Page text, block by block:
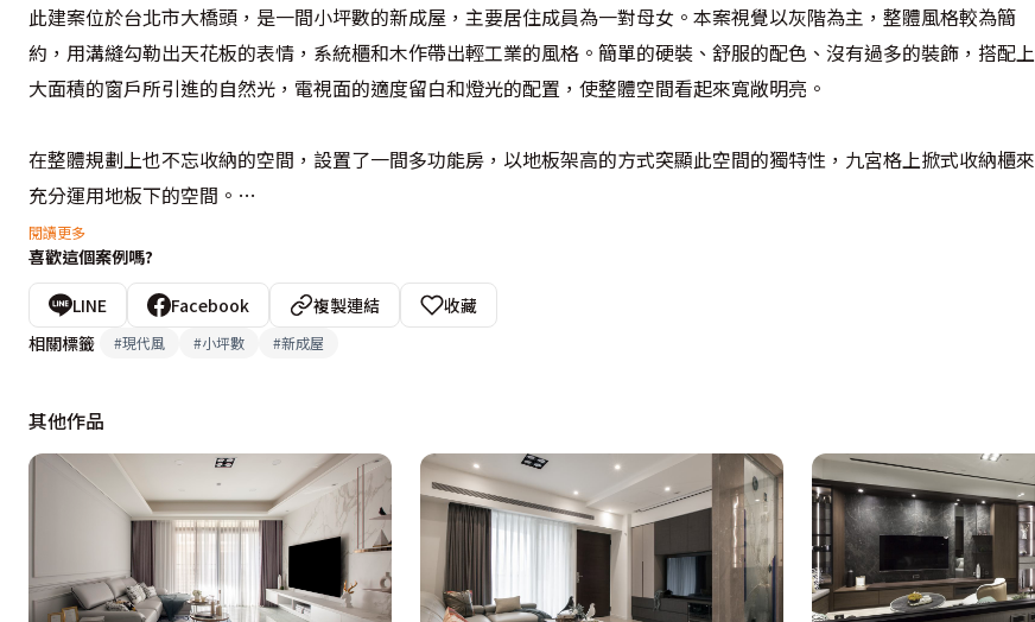
此建案位於台北市大橋頭，是一間小坪數的新成屋，主要居住成員為一對母女。本案視覺以灰階為主，整體風格較為簡
約，用溝縫勾勒出天花板的表情，系統櫃和木作帶出輕工業的風格。簡單的硬裝、舒服的配色、沒有過多的裝飾，搭配上
大面積的窗戶所引進的自然光，電視面的適度留白和燈光的配置，使整體空間看起來寬敞明亮。
在整體規劃上也不忘收納的空間，設置了一間多功能房，以地板架高的方式突顯此空間的獨特性，九宮格上掀式收納櫃來
充分運用地板下的空間。
設計概念文字為【昕揚室內裝修設計有限公司】提供
閱讀更多
喜歡這個案例嗎?
LINE Facebook 複製連結
收藏
相關標籤
#現代風 #小坪數 #新成屋
其他作品